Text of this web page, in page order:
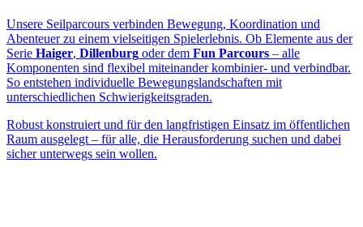
Unsere Seilparcours verbinden Bewegung, Koordination und
Abenteuer zu einem vielseitigen Spielerlebnis. Ob Elemente aus der
Serie Haiger, Dillenburg oder dem Fun Parcours – alle
Komponenten sind flexibel miteinander kombinier- und verbindbar.
So entstehen individuelle Bewegungslandschaften mit
unterschiedlichen Schwierigkeitsgraden.
Robust konstruiert und für den langfristigen Einsatz im öffentlichen
Raum ausgelegt – für alle, die Herausforderung suchen und dabei
sicher unterwegs sein wollen.